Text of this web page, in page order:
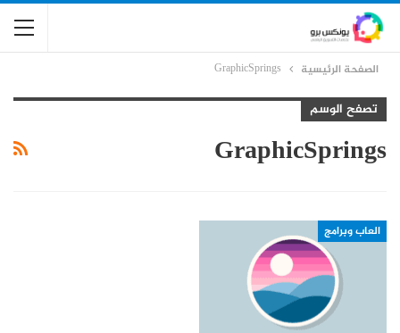
الصفحة الرئيسية GraphicSprings
تصفح الوسم
GraphicSprings
العاب وبرامج